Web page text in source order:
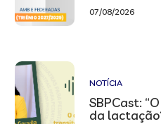
07/08/2026
NOTÍCIA
SBPCast:
da